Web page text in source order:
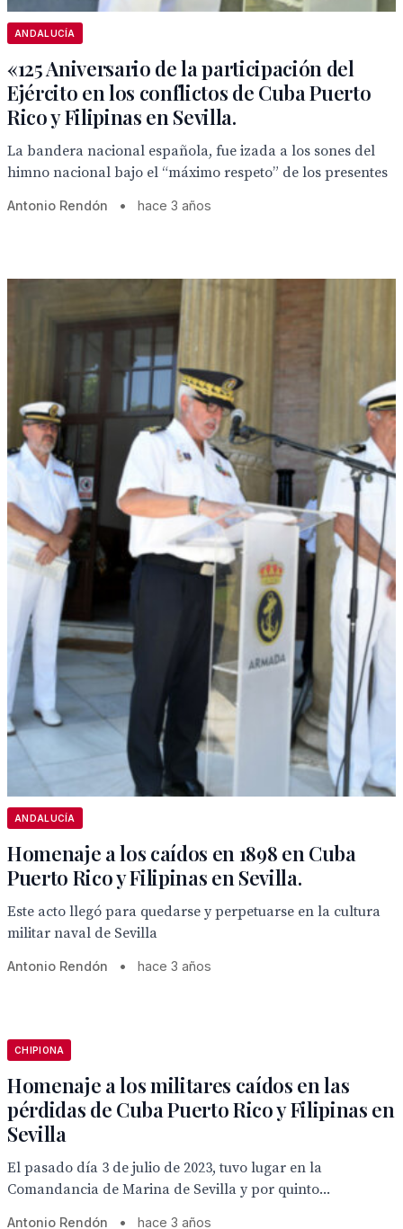
ANDALUCÍA
«125 Aniversario de la participación del
Ejército en los conflictos de Cuba Puerto
Rico y Filipinas en Sevilla.
La bandera nacional española, fue izada a los sones del
himno nacional bajo el “máximo respeto” de los presentes
Antonio Rendón • hace 3 años
ANDALUCÍA
Homenaje a los caídos en 1898 en Cuba
Puerto Rico y Filipinas en Sevilla.
Este acto llegó para quedarse y perpetuarse en la cultura
militar naval de Sevilla
Antonio Rendón • hace 3 años
CHIPIONA
Homenaje a los militares caídos en las
pérdidas de Cuba Puerto Rico y Filipinas en
Sevilla
El pasado día 3 de julio de 2023, tuvo lugar en la
Comandancia de Marina de Sevilla y por quinto...
Antonio Rendón • hace 3 años